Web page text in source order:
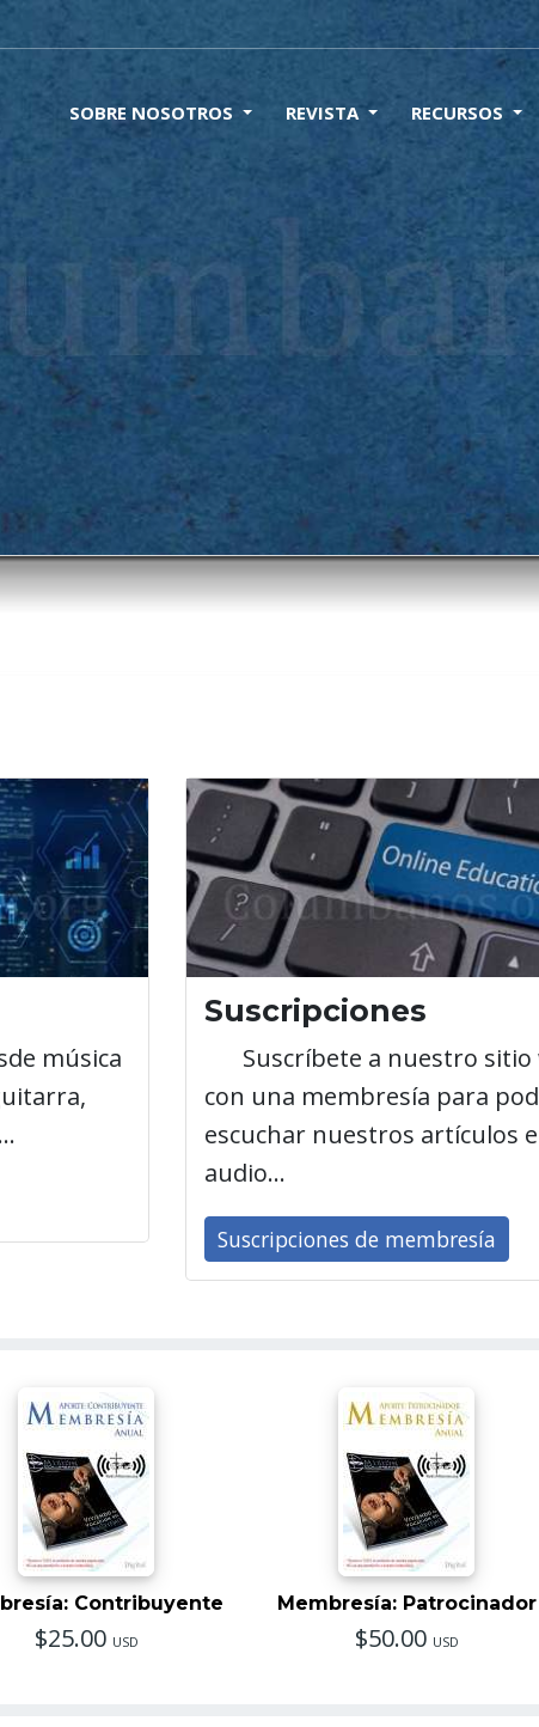
SOBRE NOSOTROS REVISTA RECURSOS
música
Suscripciones
Suscríbete a nuestro sitio
con una membresía para
escuchar nuestros artículos
audio...
Suscripciones de membresía
Contribuyente
$25.00 USD
Membresía: Patrocinador
$50.00 USD